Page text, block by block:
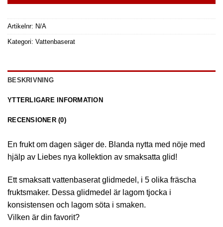
Artikelnr: N/A
Kategori: Vattenbaserat
BESKRIVNING
YTTERLIGARE INFORMATION
RECENSIONER (0)
En frukt om dagen säger de. Blanda nytta med nöje med
hjälp av Liebes nya kollektion av smaksatta glid!
Ett smaksatt vattenbaserat glidmedel, i 5 olika fräscha
fruktsmaker. Dessa glidmedel är lagom tjocka i
konsistensen och lagom söta i smaken.
Vilken är din favorit?